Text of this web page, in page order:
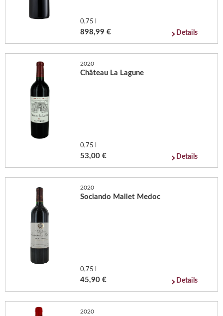
0,75 l
898,99 € Details
2020
Château La Lagune
0,75 l
53,00 € Details
2020
Sociando Mallet Medoc
0,75 l
45,90 € Details
2020